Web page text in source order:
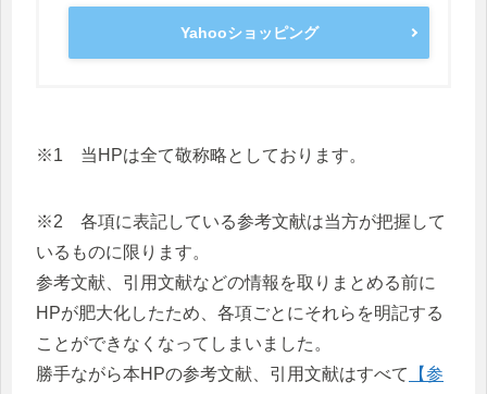
Yahooショッピング
※1 当HPは全て敬称略としております。
※2 各項に表記している参考文献は当方が把握して
いるものに限ります。
参考文献、引用文献などの情報を取りまとめる前に
HPが肥大化したため、各項ごとにそれらを明記する
ことができなくなってしまいました。
勝手ながら本HPの参考文献、引用文献はすべて
【参